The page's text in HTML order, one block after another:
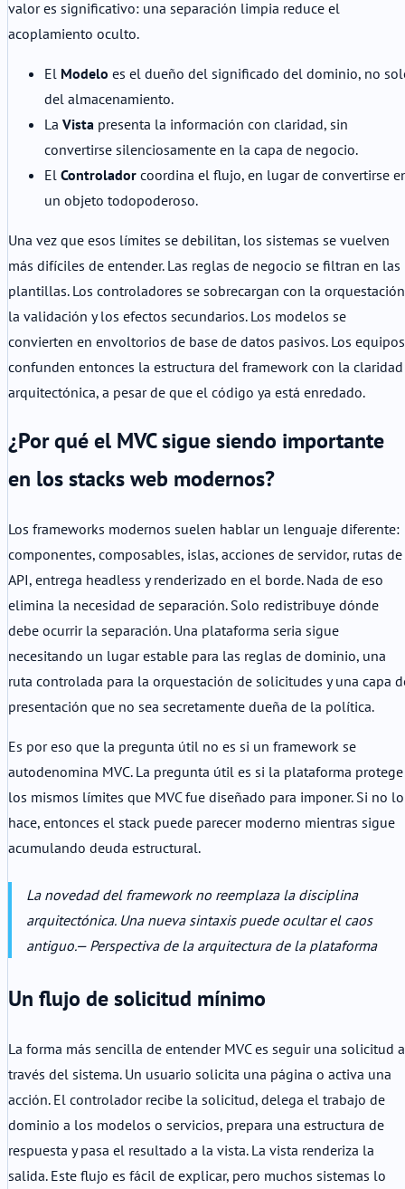
valor es significativo: una separación limpia reduce el
acoplamiento oculto.
El Modelo es el dueño del significado del dominio, no
del almacenamiento.
La Vista presenta la información con claridad, sin
convertirse silenciosamente en la capa de negocio.
El Controlador coordina el flujo, en lugar de convertirse
un objeto todopoderoso.
Una vez que esos límites se debilitan, los sistemas se vuelven
más difíciles de entender. Las reglas de negocio se filtran en las
plantillas. Los controladores se sobrecargan con la
la validación y los efectos secundarios. Los modelos se
convierten en envoltorios de base de datos pasivos. Los equipos
confunden entonces la estructura del framework con la claridad
arquitectónica, a pesar de que el código ya está enredado.
¿Por qué el MVC sigue siendo importante
en los stacks web modernos?
Los frameworks modernos suelen hablar un lenguaje diferente:
componentes, composables, islas, acciones de servidor, rutas de
API, entrega headless y renderizado en el borde. Nada de eso
elimina la necesidad de separación. Solo redistribuye dónde
debe ocurrir la separación. Una plataforma seria sigue
necesitando un lugar estable para las reglas de dominio, una
ruta controlada para la orquestación de solicitudes y una capa
presentación que no sea secretamente dueña de la política.
Es por eso que la pregunta útil no es si un framework se
autodenomina MVC. La pregunta útil es si la plataforma protege
los mismos límites que MVC fue diseñado para imponer. Si no lo
hace, entonces el stack puede parecer moderno mientras sigue
acumulando deuda estructural.
La novedad del framework no reemplaza la disciplina
arquitectónica. Una nueva sintaxis puede ocultar el caos
antiguo.— Perspectiva de la arquitectura de la plataforma
Un flujo de solicitud mínimo
La forma más sencilla de entender MVC es seguir una solicitud a
través del sistema. Un usuario solicita una página o activa una
acción. El controlador recibe la solicitud, delega el trabajo de
dominio a los modelos o servicios, prepara una estructura de
respuesta y pasa el resultado a la vista. La vista renderiza la
salida. Este flujo es fácil de explicar, pero muchos sistemas lo